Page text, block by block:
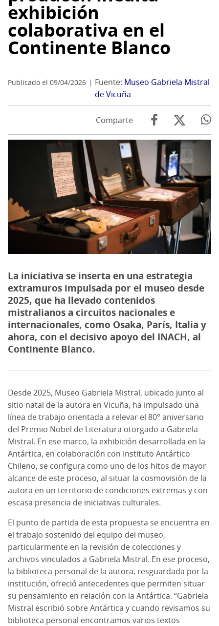
exhibición
colaborativa en el
Continente Blanco
Publicado el 09/04/2026 Fuente: Museo Gabriela Mistral
de Vicuña
Comparte
La iniciativa se inserta en una estrategia
extramuros impulsada por el museo desde
2025, que ha llevado contenidos
mistralianos a circuitos nacionales e
internacionales, como Osaka, París, Italia y
ahora, con el decisivo apoyo del INACH, al
Continente Blanco.
Desde 2025, Museo Gabriela Mistral, ubicado junto al
sitio natal de la autora en Vicuña, ha impulsado una
línea de trabajo orientada a relevar el 80° aniversario
del Premio Nobel de Literatura otorgado a Gabriela
Mistral. En ese marco, la exhibición desarrollada en la
Antártica, en colaboración con Instituto Antártico
Chileno, se configura como uno de los hitos de mayor
alcance de este proceso, al situar la cosmovisión de la
autora en un territorio de condiciones extremas y con
escasa presencia de iniciativas culturales.
El punto de partida de esta propuesta se encuentra en
el trabajo sostenido del equipo del museo,
particularmente en la revisión de colecciones y
archivos vinculados a Gabriela Mistral. En ese proceso,
la biblioteca personal de la autora, resguardada por la
institución, ofreció antecedentes que permiten situar
su pensamiento en relación con la Antártica. “Gabriela
Mistral escribió sobre Antártica y cuando revisamos su
biblioteca personal encontramos varios textos